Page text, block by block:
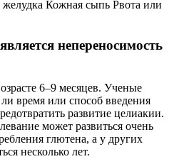
Кожная сыпь Рвота или
непереносимость
6–9 месяцев. Ученые
время или способ введения
развитие целиакии.
может развиться очень
глютена, а у других
несколько лет.